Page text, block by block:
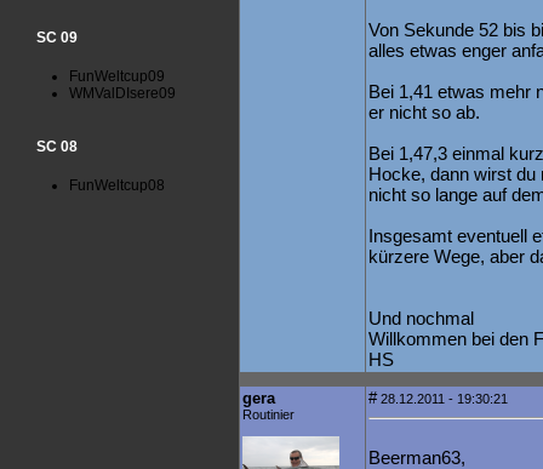
SC 09
FunWeltcup09
WMValDIsere09
SC 08
FunWeltcup08
Von Sekunde 52 bis
alles etwas enger
Bei 1,41 etwas mehr
er nicht so ab.
Bei 1,47,3 einmal
Hocke, dann wirst du
nicht so lange auf
Insgesamt eventuell
kürzere Wege, aber
Und nochmal
Willkommen bei den
HS
gera
Routinier
#28.12.2011 - 19:30:21
Beerman63,